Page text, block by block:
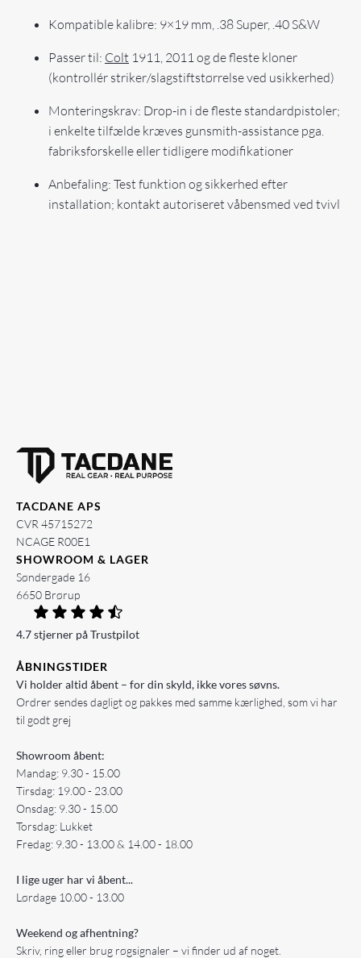
Kompatible kalibre: 9×19 mm, .38 Super, .40 S&W
Passer til: Colt 1911, 2011 og de fleste kloner
(kontrollér striker/slagstiftstørrelse ved usikkerhed)
Monteringskrav: Drop-in i de fleste standardpistoler;
i enkelte tilfælde kræves gunsmith-assistance pga.
fabriksforskelle eller tidligere modifikationer
Anbefaling: Test funktion og sikkerhed efter
installation; kontakt autoriseret våbensmed ved tvivl
TACDANE APS
CVR 45715272
NCAGE R00E1
SHOWROOM & LAGER
Søndergade 16
6650 Brørup
4.7 stjerner på Trustpilot
ÅBNINGSTIDER
Vi holder altid åbent – for din skyld, ikke vores søvns.
Ordrer sendes dagligt og pakkes med samme kærlighed, som vi har
til godt grej
Showroom åbent:
Mandag: 9.30 - 15.00
Tirsdag: 19.00 - 23.00
Onsdag: 9.30 - 15.00
Torsdag: Lukket
Fredag: 9.30 - 13.00 & 14.00 - 18.00
I lige uger har vi åbent...
Lørdage 10.00 - 13.00
Weekend og afhentning?
Skriv, ring eller brug røgsignaler – vi finder ud af noget.